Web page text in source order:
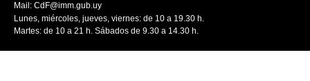
Mail: CdF@imm.gub.uy
Lunes, miércoles, jueves, viernes: de 10 a 19.30 h.
Martes: de 10 a 21 h. Sábados de 9.30 a 14.30 h.